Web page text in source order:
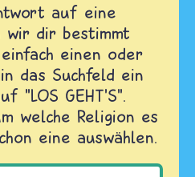
auf eine
wir dir bestimmt
einen oder
das Suchfeld ein
"LOS GEHT'S".
welche Religion es
eine auswählen.